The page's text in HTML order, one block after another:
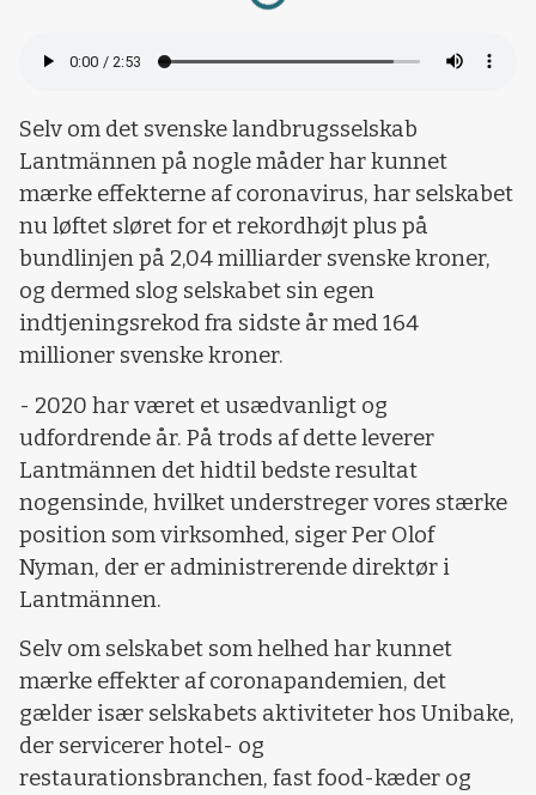
Selv om det svenske landbrugsselskab
Lantmännen på nogle måder har kunnet
mærke effekterne af coronavirus, har selskabet
nu løftet sløret for et rekordhøjt plus på
bundlinjen på 2,04 milliarder svenske kroner,
og dermed slog selskabet sin egen
indtjeningsrekod fra sidste år med 164
millioner svenske kroner.
- 2020 har været et usædvanligt og
udfordrende år. På trods af dette leverer
Lantmännen det hidtil bedste resultat
nogensinde, hvilket understreger vores stærke
position som virksomhed, siger Per Olof
Nyman, der er administrerende direktør i
Lantmännen.
Selv om selskabet som helhed har kunnet
mærke effekter af coronapandemien, det
gælder især selskabets aktiviteter hos Unibake,
der servicerer hotel- og
restaurationsbranchen, fast food-kæder og